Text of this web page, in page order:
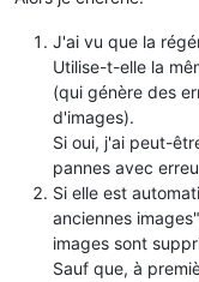
J'ai vu que la
Utilise-t-elle la
(qui génère des
d'images).
Si oui, j'ai peut-
pannes avec
Si elle est
anciennes
images sont
Sauf que, à